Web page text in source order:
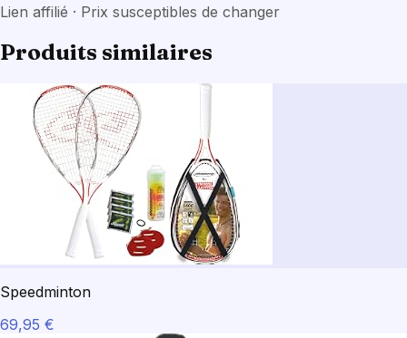
Lien affilié · Prix susceptibles de changer
Produits similaires
Speedminton
69,95 €